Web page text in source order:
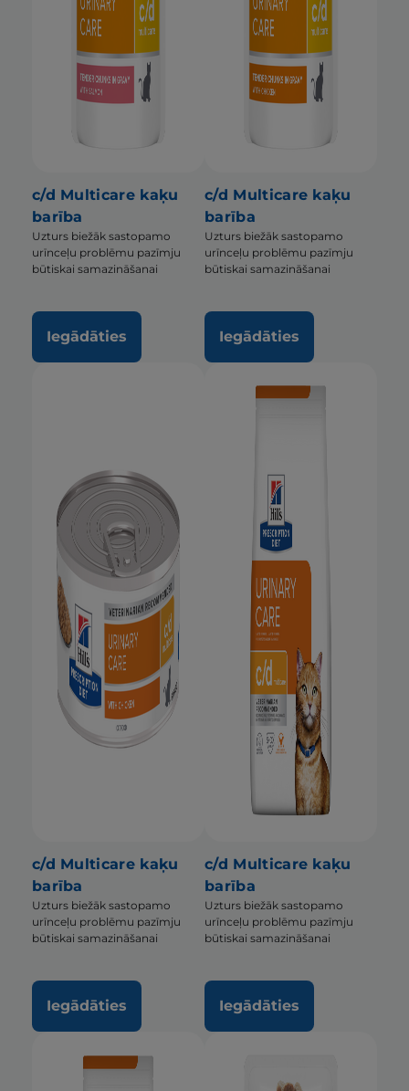
c/d Multicare kaķu
barība
Uzturs biežāk sastopamo
urīnceļu problēmu pazīmju
būtiskai samazināšanai
Iegādāties
c/d Multicare kaķu
barība
Uzturs biežāk sastopamo
urīnceļu problēmu pazīmju
būtiskai samazināšanai
Iegādāties
c/d Multicare kaķu
barība
Uzturs biežāk sastopamo
urīnceļu problēmu pazīmju
būtiskai samazināšanai
Iegādāties
c/d Multicare kaķu
barība
Uzturs biežāk sastopamo
urīnceļu problēmu pazīmju
būtiskai samazināšanai
Iegādāties